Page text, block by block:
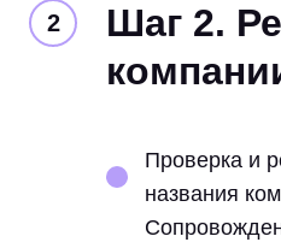
Шаг 2.
Проверка и
названия